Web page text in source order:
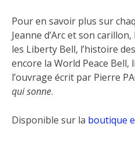
Pour en savoir plus sur
Jeanne d’Arc et son
les Liberty Bell, l’histoire
encore la World Peace
l’ouvrage écrit par Pierre
qui sonne.
Disponible sur la boutique